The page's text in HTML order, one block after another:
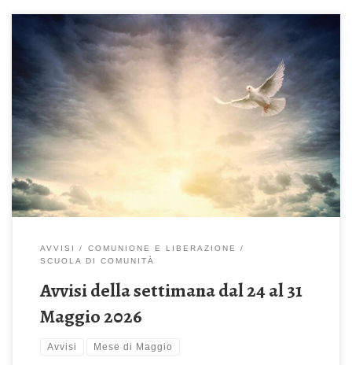
Domenica 24 Maggio 2026 – Pentecoste Come il Padre ha
mandato me anch’io mando voi (Gv 20,19-23) Celebrazione
Sante Messe: ore 08:00 – 10:00 – 11:30 – 19:00 Mese di
Maggio – Camminiamo insieme alla Madonna ore 18:30 – Recita
del Santo Rosario Lunedì 25 Maggio 2026 Mese di Maggio –
AVVISI
COMUNIONE E LIBERAZIONE
SCUOLA DI COMUNITÀ
Avvisi della settimana dal 24 al 31
Maggio 2026
Avvisi Mese di Maggio